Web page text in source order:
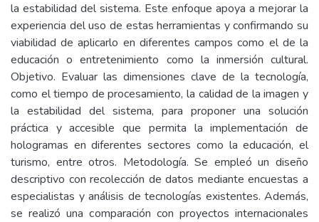
la estabilidad del sistema. Este enfoque apoya a mejorar la
experiencia del uso de estas herramientas y confirmando su
viabilidad de aplicarlo en diferentes campos como el de la
educación o entretenimiento como la inmersión cultural.
Objetivo. Evaluar las dimensiones clave de la tecnología,
como el tiempo de procesamiento, la calidad de la imagen y
la estabilidad del sistema, para proponer una solución
práctica y accesible que permita la implementación de
hologramas en diferentes sectores como la educación, el
turismo, entre otros. Metodología. Se empleó un diseño
descriptivo con recolección de datos mediante encuestas a
especialistas y análisis de tecnologías existentes. Además,
se realizó una comparación con proyectos internacionales